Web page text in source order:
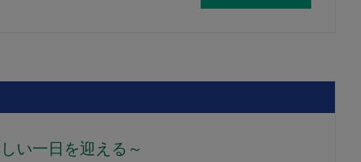
い一日を迎える～